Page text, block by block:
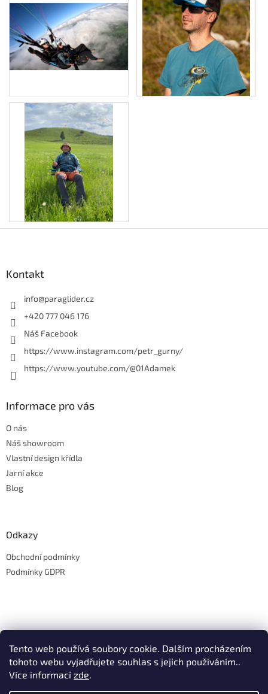
Tento web používá soubory cookie. Dalším procházením
tohoto webu vyjadřujete souhlas s jejich používáním..
Více informacízde.
Kontakt
info@paraglider.cz
+420 777 046 176
Náš Facebook
https://www.instagram.com/petr_gurny/
https://www.youtube.com/@01Adamek
Informace pro vás
O nás
Náš showroom
Vlastní design křídla
Jarní akce
Blog
Odkazy
Obchodní podmínky
Podmínky GDPR